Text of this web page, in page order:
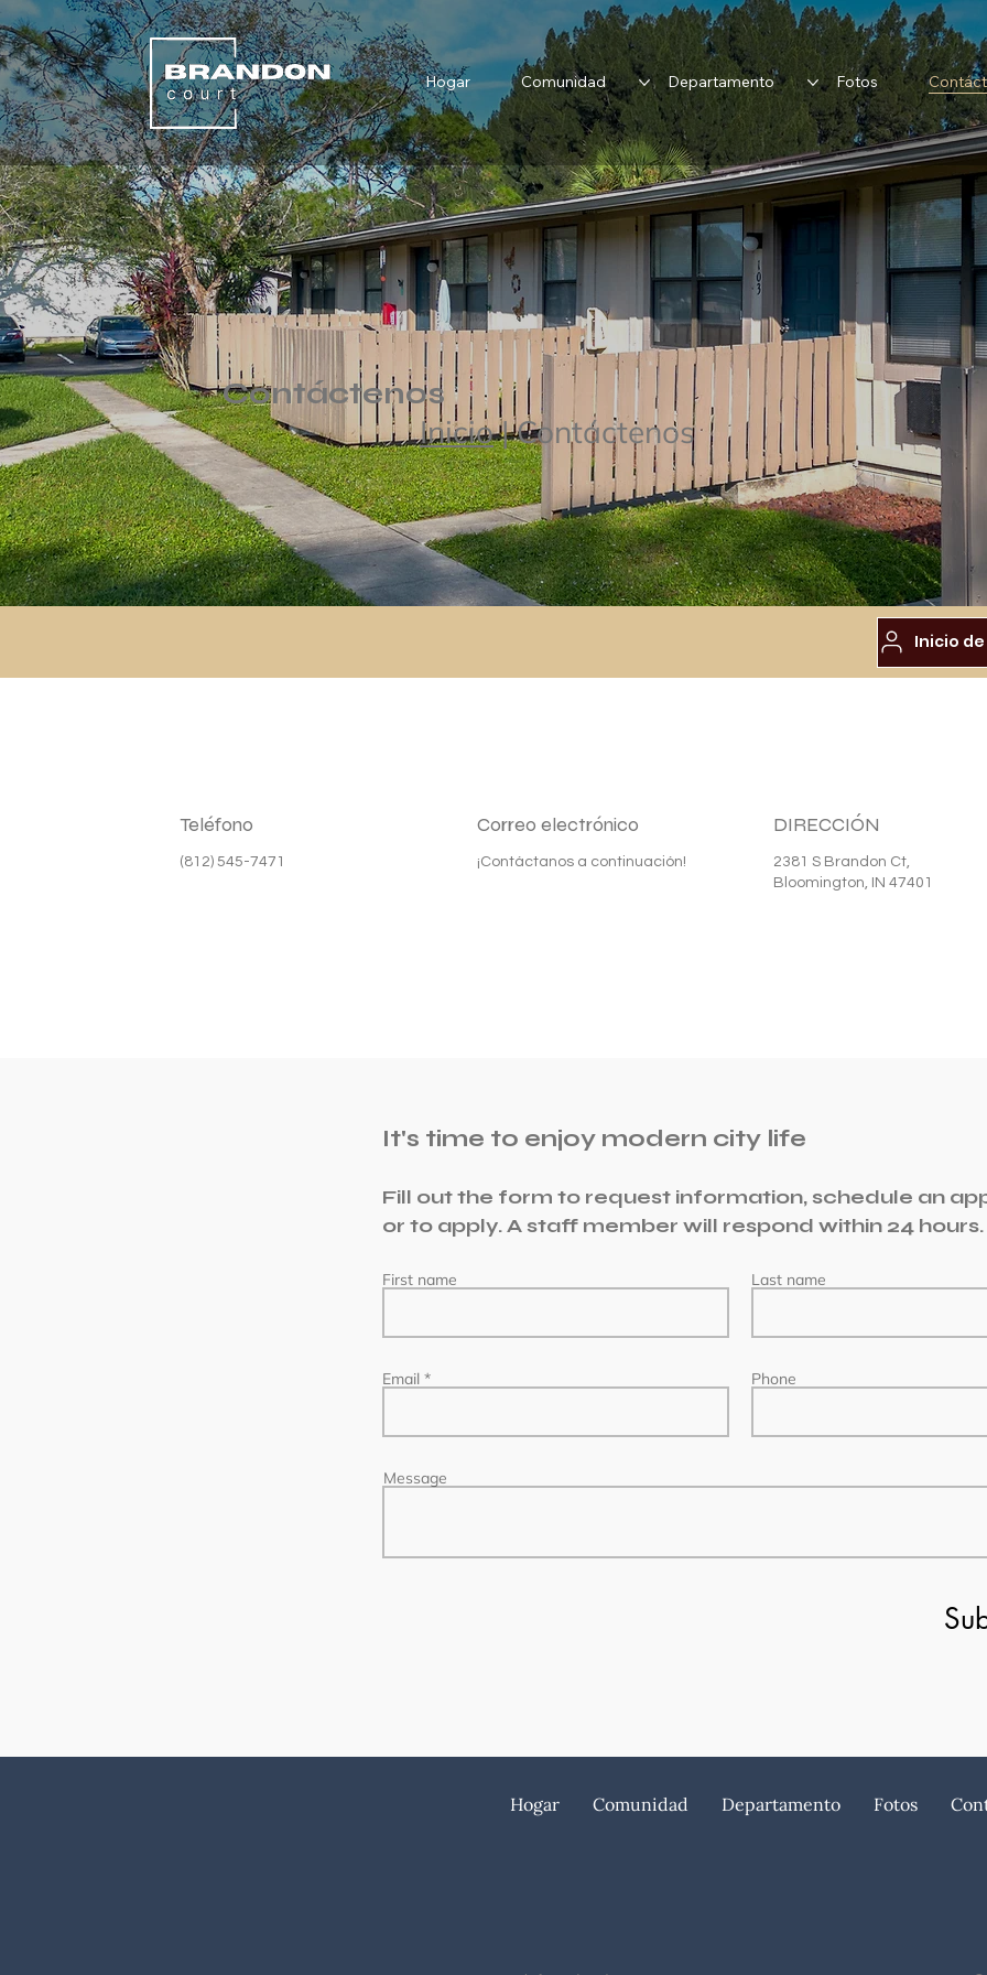
Hogar Comunidad Departamento Fotos
Contáctenos
Inicio| Contáctenos
It's time to enjoy modern city life
Fill out the form to request information, schedule an
or to apply. A staff member will respond within 24 hours.
First name Last name
Email Phone
Message
Teléfono
(812) 545-7471
Correo electrónico
¡Contáctanos a continuación!
DIRECCIÓN
2381 S Brandon Ct,
Bloomington, IN 47401
Hogar Comunidad Departamento Fotos